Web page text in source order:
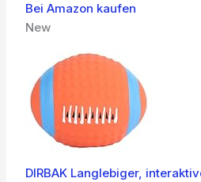
Bei Amazon kaufen
New
DIRBAK Langlebiger,